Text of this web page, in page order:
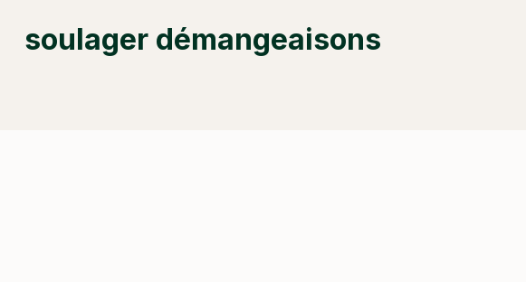
soulager démangeaisons